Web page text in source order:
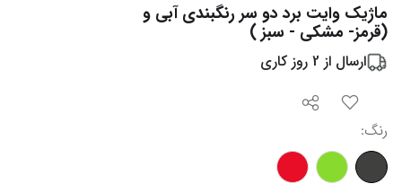
ماژیک وایت برد دو سر رنگبندی آبی و
(قرمز- مشکی - سبز )
ارسال از 2 روز کاری
رنگ: